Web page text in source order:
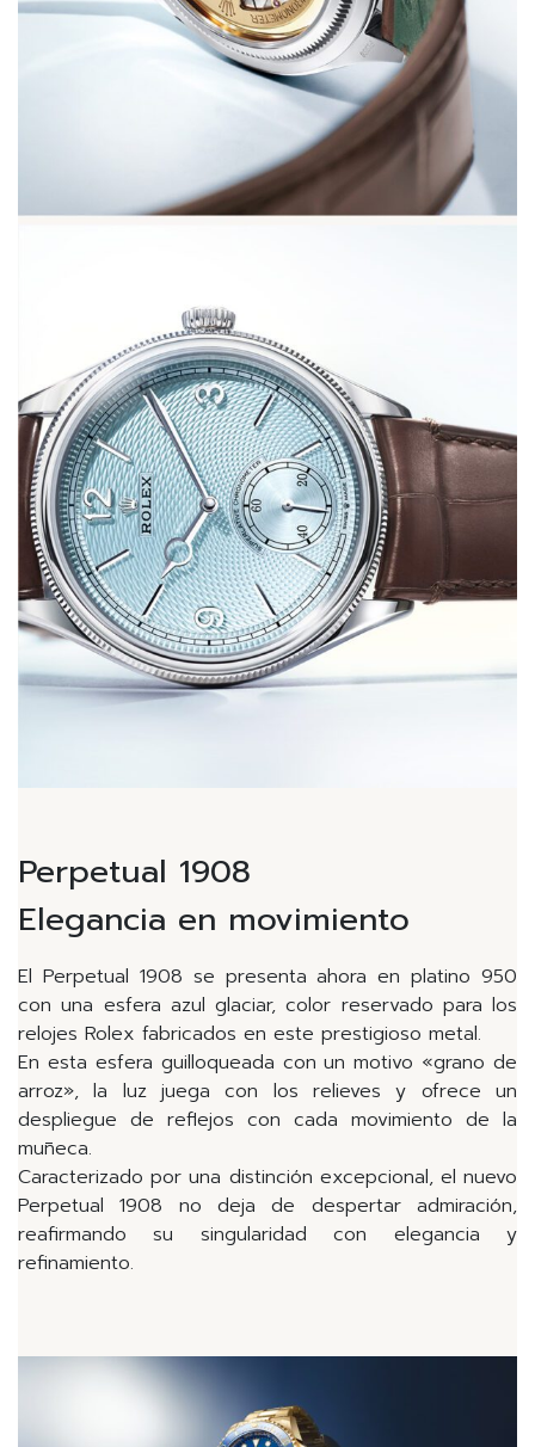
Perpetual 1908
Elegancia en movimiento
El Perpetual 1908 se presenta ahora en platino 950
con una esfera azul glaciar, color reservado para los
relojes Rolex fabricados en este prestigioso metal.
En esta esfera guilloqueada con un motivo «grano de
arroz», la luz juega con los relieves y ofrece un
despliegue de reflejos con cada movimiento de la
muñeca.
Caracterizado por una distinción excepcional, el nuevo
Perpetual 1908 no deja de despertar admiración,
reafirmando su singularidad con elegancia y
refinamiento.